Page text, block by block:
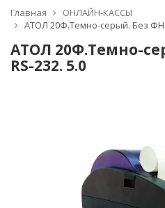
Главная
ОНЛАЙН-КАССЫ
АТОЛ 20Ф.Темно-серый. Без ФН.
АТОЛ 20Ф.Темно-
RS-232. 5.0